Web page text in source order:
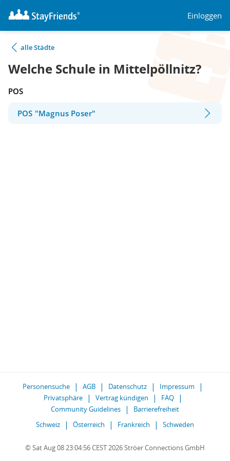
Einloggen
alle Städte
Welche Schule in Mittelpöllnitz?
POS
POS "Magnus Poser"
Personensuche AGB Datenschutz
Impressum
Privatsphäre
Vertrag kündigen
FAQ
Community Guidelines
Barrierefreiheit
Schweiz
Österreich Frankreich Schweden
© Sat Aug 08 23:04:56 CEST 2026 Ströer Connections GmbH